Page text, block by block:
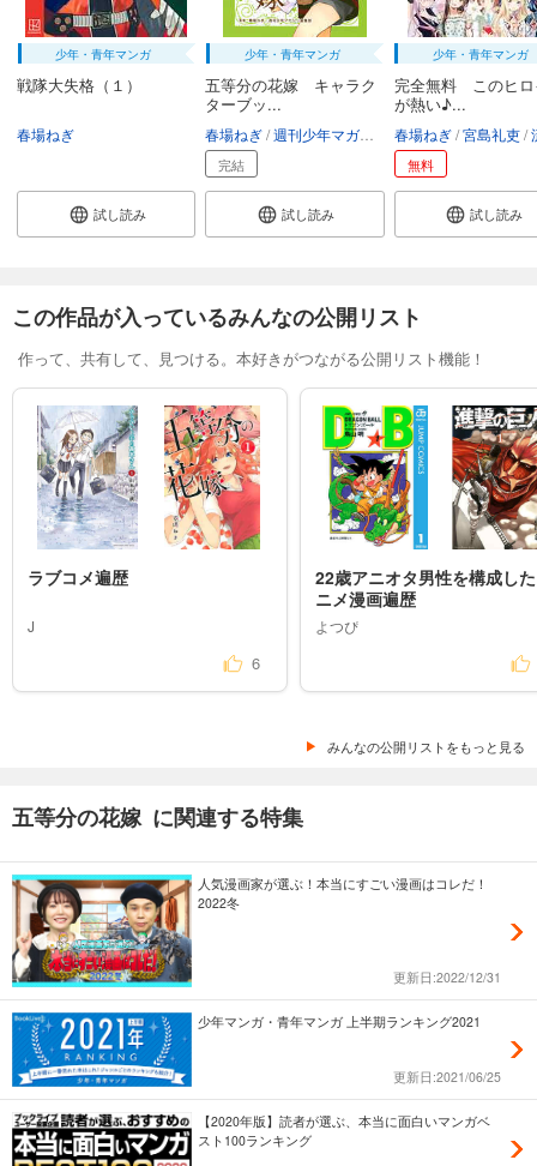
少年・青年マンガ
戦隊大失格（１）
春場ねぎ
試し読み
少年・青年マンガ
五等分の花嫁 キャラク
ターブッ...
春場ねぎ 週刊少年マガジン編集部
完結
試し読み
少年・青年マンガ
完全無料 このヒロ
が熱い♪...
春場ねぎ 宮島礼吏
無料
試し読み
この作品が入っているみんなの公開リスト
作って、共有して、見つける。本好きがつながる公開リスト機能！
ラブコメ遍歴
J
6
22歳アニオタ男性を構成し
ニメ漫画遍歴
よつぴ
みんなの公開リストをもっと見る
五等分の花嫁 に関連する特集
人気漫画家が選ぶ！本当にすごい漫画はコレだ！
2022冬
更新日:2022/12/31
少年マンガ・青年マンガ 上半期ランキング2021
更新日:2021/06/25
【2020年版】読者が選ぶ、本当に面白いマンガベ
スト100ランキング